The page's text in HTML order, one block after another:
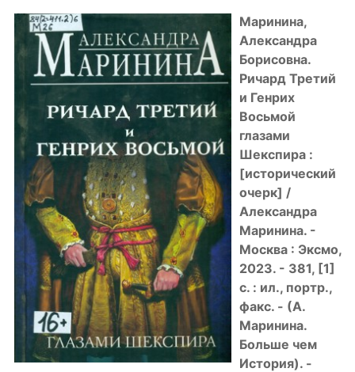
Маринина,
Александра
Борисовна.
Ричард Третий
и Генрих
Восьмой
глазами
Шекспира :
[исторический
очерк] /
Александра
Маринина. -
Москва : Эксмо,
2023. - 381, [1]
с. : ил., портр.,
факс. - (А.
Маринина.
Больше чем
История). -